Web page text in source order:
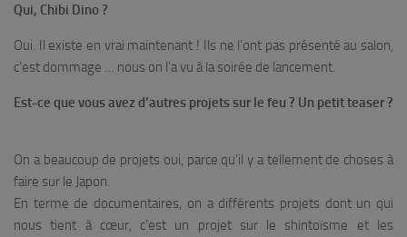
Qui, Chibi Dino ?
Oui. Il existe en vrai maintenant ! Ils ne l’ont pas présenté au salon,
c’est dommage … nous on l’a vu à la soirée de lancement.
Est-ce que vous avez d’autres projets sur le feu ? Un petit teaser ?
On a beaucoup de projets oui, parce qu’il y a tellement de choses à
faire sur le Japon.
En terme de documentaires, on a différents projets dont un qui
nous tient à cœur, c’est un projet sur le shintoïsme et les